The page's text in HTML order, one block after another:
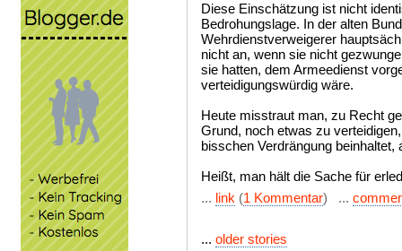
Diese Einschätzung ist nicht
Bedrohungslage. In der alten
Wehrdienstverweigerer
nicht an, wenn sie nicht
sie hatten, dem Armeedienst
verteidigungswürdig wäre.
Heute misstraut man, zu Recht
Grund, noch etwas zu
bisschen Verdrängung
Heißt, man hält die Sache für
... link (1 Kommentar) ...
... older stories